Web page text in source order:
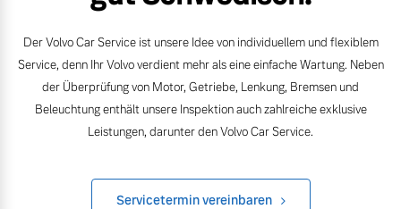
Angebot anfragen
Fahrzeug konfigurieren
Sofort verfügbare Fahrzeuge
Vielzahl von Original
Volvo Winter- und
Sommer Kompletträder.
Bitte sprechen Sie uns
direkt an.
Der Volvo Car Service ist unsere Idee von individuellem und flexiblem
Service, denn Ihr Volvo verdient mehr als eine einfache Wartung. Neben
der Überprüfung von Motor, Getriebe, Lenkung, Bremsen und
Beleuchtung enthält unsere Inspektion auch zahlreiche exklusive
Leistungen, darunter den Volvo Car Service.
Servicetermin vereinbaren